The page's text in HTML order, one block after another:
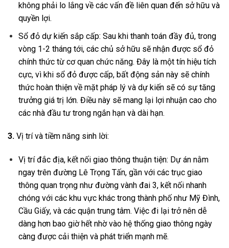
không phải lo lắng về các vấn đề liên quan đến sở hữu và
quyền lợi.
Sổ đỏ dự kiến sắp cấp: Sau khi thanh toán đầy đủ, trong
vòng 1-2 tháng tới, các chủ sở hữu sẽ nhận được sổ đỏ
chính thức từ cơ quan chức năng. Đây là một tín hiệu tích
cực, vì khi sổ đỏ được cấp, bất động sản này sẽ chính
thức hoàn thiện về mặt pháp lý và dự kiến sẽ có sự tăng
trưởng giá trị lớn. Điều này sẽ mang lại lợi nhuận cao cho
các nhà đầu tư trong ngắn hạn và dài hạn.
3. Vị trí và tiềm năng sinh lời:
Vị trí đắc địa, kết nối giao thông thuận tiện: Dự án nằm
ngay trên đường Lê Trọng Tấn, gần với các trục giao
thông quan trọng như đường vành đai 3, kết nối nhanh
chóng với các khu vực khác trong thành phố như Mỹ Đình,
Cầu Giấy, và các quận trung tâm. Việc đi lại trở nên dễ
dàng hơn bao giờ hết nhờ vào hệ thống giao thông ngày
càng được cải thiện và phát triển mạnh mẽ.